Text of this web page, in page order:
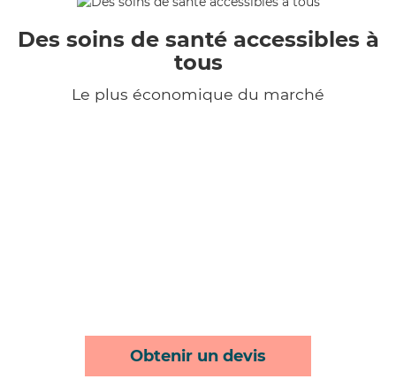
Des soins de santé accessibles à
tous
Le plus économique du marché
Obtenir un devis